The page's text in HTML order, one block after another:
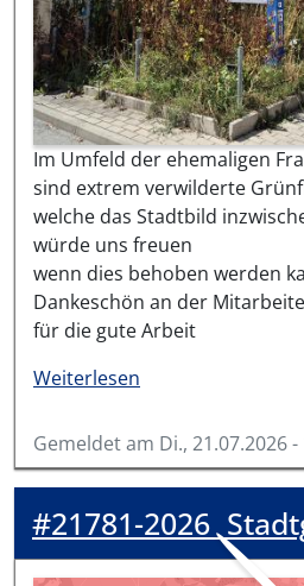
Im Umfeld der ehemaligen
sind extrem verwilderte
welche das Stadtbild
würde uns freuen
wenn dies behoben werden
Dankeschön an der
für die gute Arbeit
Weiterlesen
Gemeldet am Di., 21.07.2026 -
#21781-2026